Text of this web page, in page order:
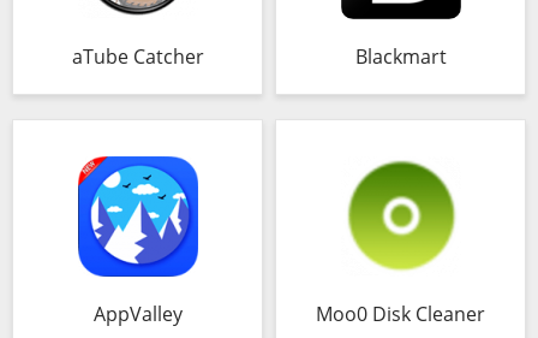
aTube Catcher Blackmart
AppValley Moo0 Disk Cleaner